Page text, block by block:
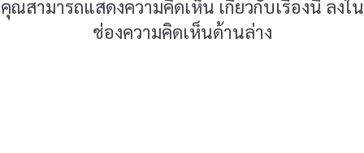
คุณสามารถแสดงความคิดเห็น เกี่ยวกับเรื่องนี้ ลงใน
ช่องความคิดเห็นด้านล่าง